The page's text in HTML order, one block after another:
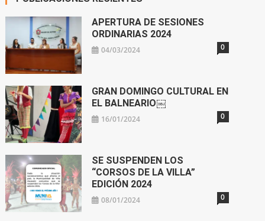
APERTURA DE SESIONES
ORDINARIAS 2024
04/03/2024 0
GRAN DOMINGO CULTURAL EN
EL BALNEARIO￼
16/01/2024 0
SE SUSPENDEN LOS
“CORSOS DE LA VILLA”
EDICIÓN 2024
08/01/2024 0